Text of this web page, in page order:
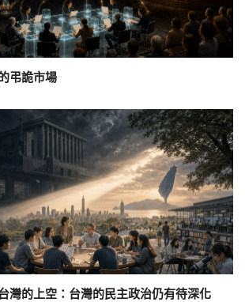
弔詭市場
灣的上空：台灣的民主政治仍有待深化